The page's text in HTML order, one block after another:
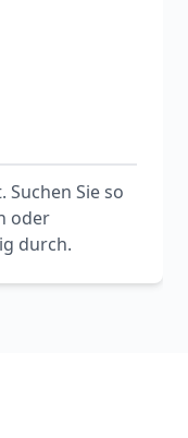
Sie so
oder
durch.